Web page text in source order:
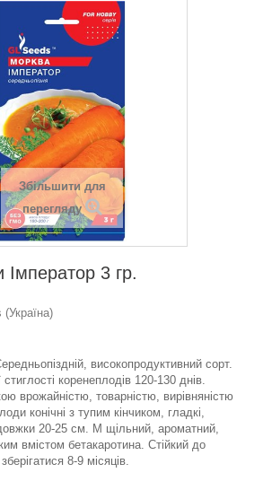
Збільшити для
перегляду
Імператор 3 гр.
високопродуктивний сорт.
стиглості коренеплодів 120-130 днів.
врожайністю, товарністю, вирівняністю
конічні з тупим кінчиком, гладкі,
20-25 см. М щільний, ароматний,
вмістом бетакаротина. Стійкий до
8-9 місяців.